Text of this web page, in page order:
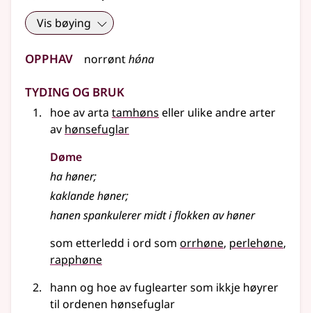
Vis bøying
Opphav norrønthǿna
Tyding og bruk
hoe av arta tamhøns eller ulike andre arter
av hønsefuglar
Døme
ha høner;
kaklande høner;
hanen spankulerer midt i flokken av høner
som etterledd i ord som orrhøne perlehøne
rapphøne
hann og hoe av fuglearter som ikkje høyrer
til ordenen hønsefuglar